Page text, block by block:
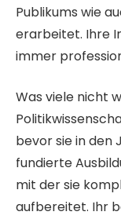
Publikums wie
erarbeitet. Ihre
immer
Was viele nicht
bevor sie in den
fundierte
mit der sie
aufbereitet. Ihr